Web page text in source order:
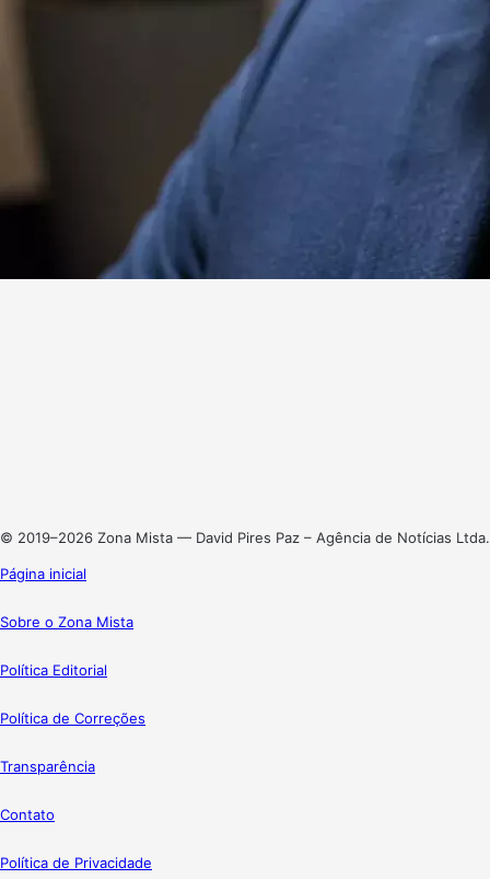
© 2019–2026 Zona Mista — David Pires Paz – Agência de Notícias Ltda.
Página inicial
Sobre o Zona Mista
Política Editorial
Política de Correções
Transparência
Contato
Política de Privacidade